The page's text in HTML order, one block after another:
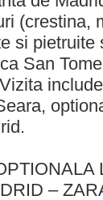
(crestina,
si
San
–